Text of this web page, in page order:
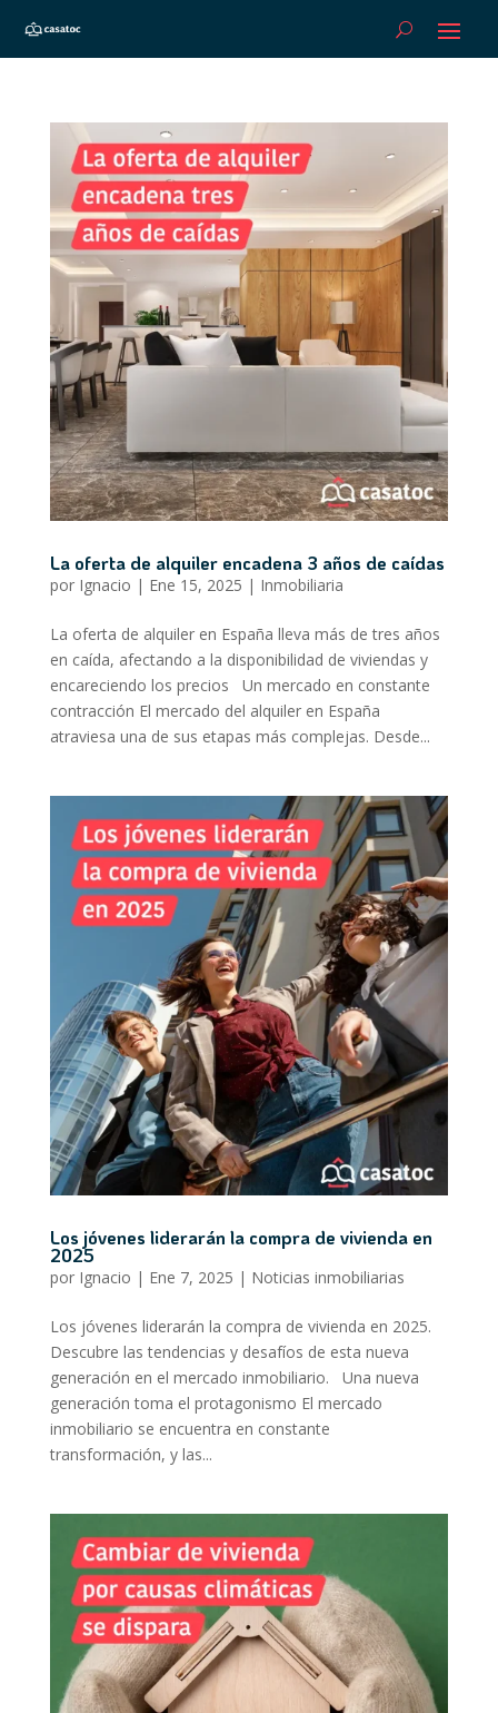
La oferta de alquiler encadena 3 años de caídas
por Ignacio | Ene 15, 2025 | Inmobiliaria
La oferta de alquiler en España lleva más de tres años
en caída, afectando a la disponibilidad de viviendas y
encareciendo los precios Un mercado en constante
contracción El mercado del alquiler en España
atraviesa una de sus etapas más complejas. Desde...
Los jóvenes liderarán la compra de vivienda en
2025
por Ignacio | Ene 7, 2025 | Noticias inmobiliarias
Los jóvenes liderarán la compra de vivienda en 2025.
Descubre las tendencias y desafíos de esta nueva
generación en el mercado inmobiliario. Una nueva
generación toma el protagonismo El mercado
inmobiliario se encuentra en constante
transformación, y las...